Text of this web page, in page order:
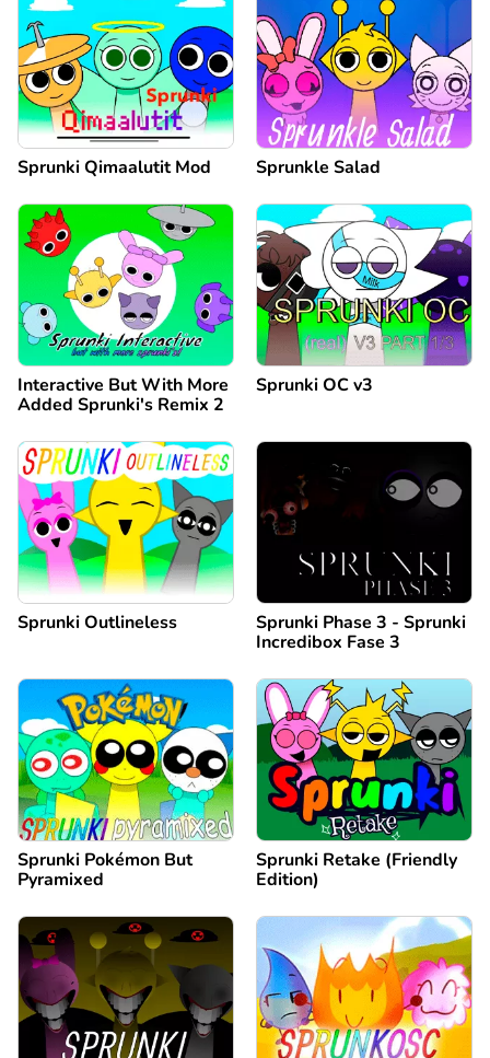
Sprunki Qimaalutit Mod Sprunkle Salad
Interactive But With More
Added Sprunki's Remix 2
Sprunki OC v3
Sprunki Outlineless
Sprunki Phase 3 - Sprunki
Incredibox Fase 3
Sprunki Pokémon But
Pyramixed
Sprunki Retake (Friendly
Edition)